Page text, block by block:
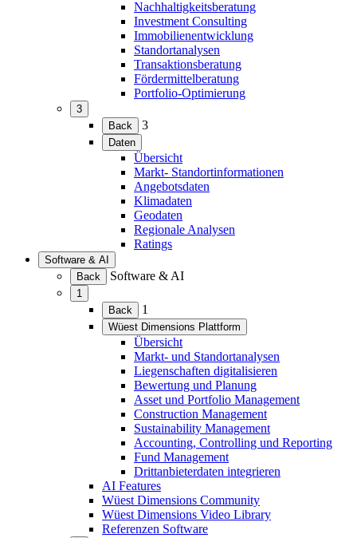
Nachhaltigkeitsberatung
Investment Consulting
Immobilienentwicklung
Standortanalysen
Transaktionsberatung
Fördermittelberatung
Portfolio-Optimierung
3
(Menü
erweitern)
Back 3
Daten
(Menü
erweitern)
Übersicht
Markt- Standortinformationen
Angebotsdaten
Klimadaten
Geodaten
Regionale Analysen
Ratings
Software & AI
(Menü
erweitern)
Back Software & AI
1
(Menü
erweitern)
Back 1
Wüest Dimensions Plattform
(Menü
erweitern)
Übersicht
Markt- und Standortanalysen
Liegenschaften digitalisieren
Bewertung und Planung
Asset und Portfolio Management
Construction Management
Sustainability Management
Accounting, Controlling und Reporting
Fund Management
Drittanbieterdaten integrieren
AI Features
Wüest Dimensions Community
Wüest Dimensions Video Library
Referenzen Software